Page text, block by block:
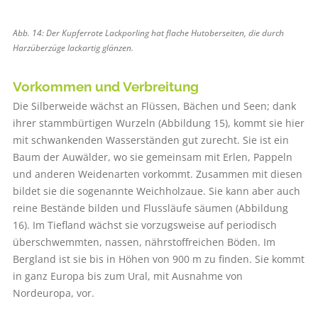
Abb. 14: Der Kupferrote Lackporling hat flache Hutoberseiten, die durch
Harzüberzüge lackartig glänzen.
Vorkommen und Verbreitung
Die Silberweide wächst an Flüssen, Bächen und Seen; dank
ihrer stammbürtigen Wurzeln (Abbildung 15), kommt sie hier
mit schwankenden Wasserständen gut zurecht. Sie ist ein
Baum der Auwälder, wo sie gemeinsam mit Erlen, Pappeln
und anderen Weidenarten vorkommt. Zusammen mit diesen
bildet sie die sogenannte Weichholzaue. Sie kann aber auch
reine Bestände bilden und Flussläufe säumen (Abbildung
16). Im Tiefland wächst sie vorzugsweise auf periodisch
überschwemmten, nassen, nährstoffreichen Böden. Im
Bergland ist sie bis in Höhen von 900 m zu finden. Sie kommt
in ganz Europa bis zum Ural, mit Ausnahme von
Nordeuropa, vor.